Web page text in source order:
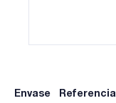
Envase Referencia